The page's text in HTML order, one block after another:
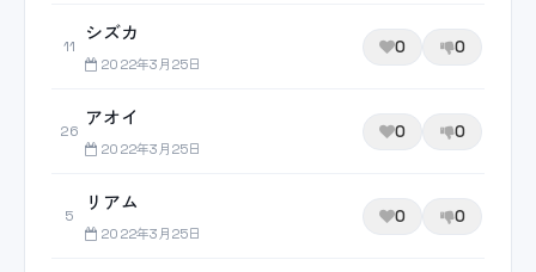
11
シズカ
2022年3月25日
0 0
26
アオイ
2022年3月25日
0 0
5
リアム
2022年3月25日
0 0